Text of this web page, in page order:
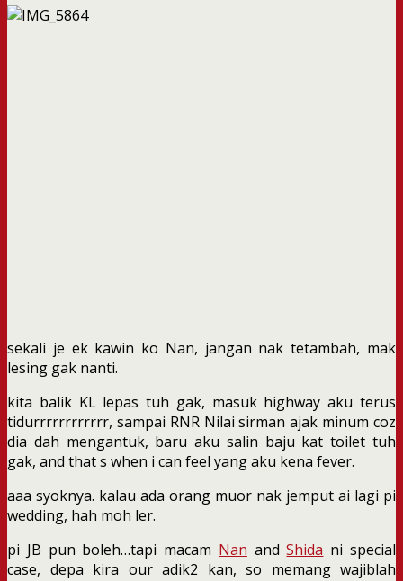
sekali je ek kawin ko Nan, jangan nak tetambah, mak
lesing gak nanti.
kita balik KL lepas tuh gak, masuk highway aku terus
tidurrrrrrrrrrrr, sampai RNR Nilai sirman ajak minum coz
dia dah mengantuk, baru aku salin baju kat toilet tuh
gak, and that s when i can feel yang aku kena fever.
aaa syoknya. kalau ada orang muor nak jemput ai lagi pi
wedding, hah moh ler.
pi JB pun boleh…tapi macam Nan andShida ni special
case, depa kira our adik2 kan, so memang wajiblah